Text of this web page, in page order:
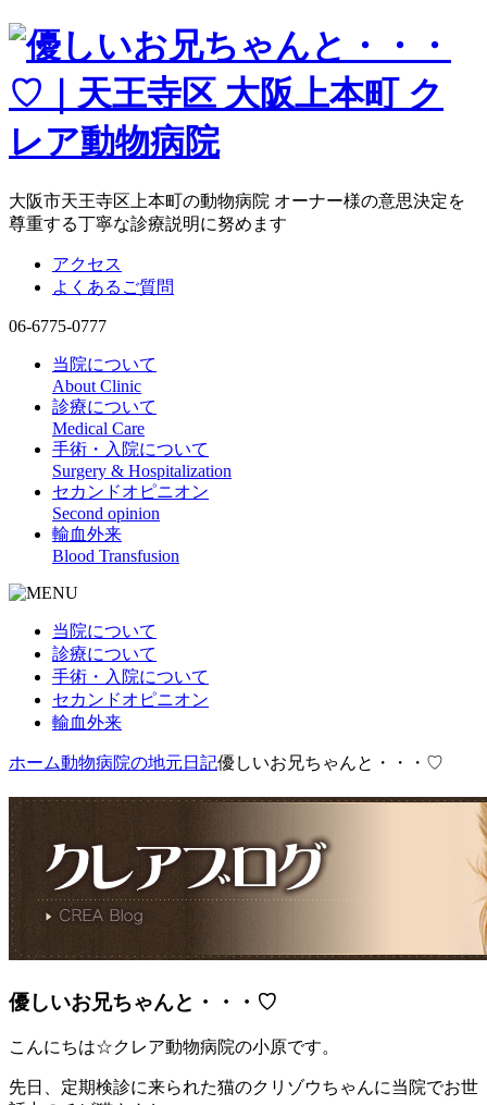
大阪市天王寺区上本町の動物病院 オーナー様の意思決定を
尊重する丁寧な診療説明に努めます
アクセス
よくあるご質問
06-6775-0777
当院について
About Clinic
診療について
Medical Care
手術・入院について
Surgery & Hospitalization
セカンドオピニオン
Second opinion
輸血外来
Blood Transfusion
当院について
診療について
手術・入院について
セカンドオピニオン
輸血外来
ホーム動物病院の地元日記優しいお兄ちゃんと・・・♡
優しいお兄ちゃんと・・・♡
こんにちは☆クレア動物病院の小原です。
先日、定期検診に来られた猫のクリゾウちゃんに当院でお世